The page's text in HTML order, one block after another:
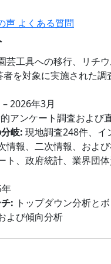
声 よくある質問
芸工具への移行、リチ
者を対象に実施された調
2026年3月
アンケート調査および
岐: 現地調査248件、イ
情報、二次情報、およ
ト、政府統計、業界団
: トップダウン分析と
よび傾向分析